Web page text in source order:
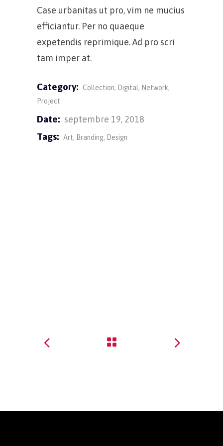
Case urbanitas ut pro, vim ne mucius
efficiantur. Per no quaeque
expetendis reprimique. Ad pro scri
tam imper at.
Category: Collection Digital
Network
Project
Date: septembre 19, 2018
Tags: Art Branding Design